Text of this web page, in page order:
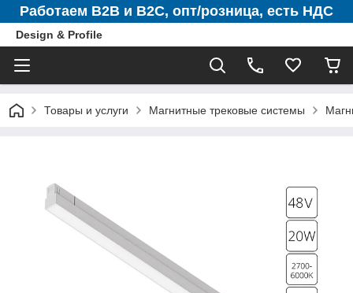
Работаем B2B и B2C, опт/розница, есть НДС
Design & Profile
Товары и услуги Магнитные трековые системы